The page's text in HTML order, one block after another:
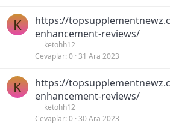
K
https://
enhancement-reviews/
ketohh12
Cevaplar 0 31 Ara 2023
K
https://
enhancement-reviews/
ketohh12
Cevaplar 0 30 Ara 2023